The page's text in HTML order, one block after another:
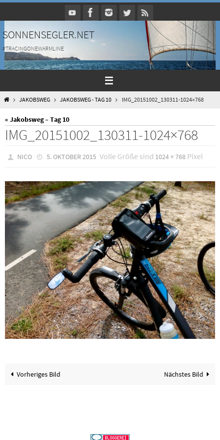
Inhalt
springen
SONNENSEGLER.NET
#TRACINGONEWARMLINE
HOMEJAKOBSWEG JAKOBSWEG - TAG 10 IMG_20151002_130311-1024×768
« Jakobsweg – Tag 10
IMG_20151002_130311-1024×768
NICO 5. OKTOBER 2015 Volle Größe sind 1024 × 768Pixel
Vorheriges Bild Nächstes Bild